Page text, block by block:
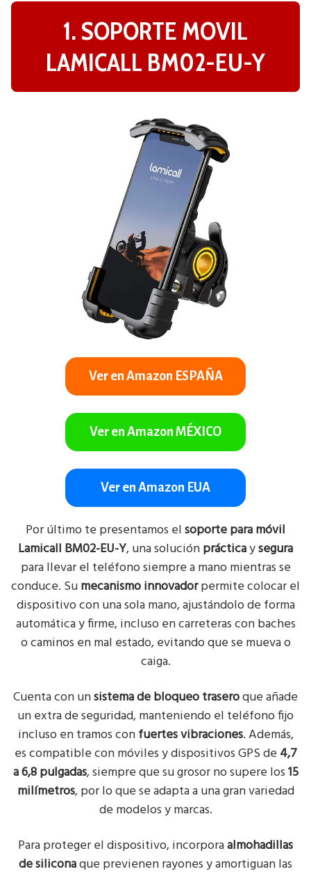
1. SOPORTE MOVIL
LAMICALL BM02-EU-Y
Ver en Amazon ESPAÑA
Ver en Amazon MÉXICO
Ver en Amazon EUA
Por último te presentamos elsoporte para móvil
Lamicall BM02-EU-Y, una soluciónprácticaysegura
para llevar el teléfono siempre a mano mientras se
conduce. Sumecanismo innovadorpermite colocar el
dispositivo con una sola mano, ajustándolo de forma
automática y firme, incluso en carreteras con baches
o caminos en mal estado, evitando que se mueva o
caiga.
Cuenta con unsistema de bloqueo traseroque añade
un extra de seguridad, manteniendo el teléfono fijo
incluso en tramos confuertes vibraciones. Además,
es compatible con móviles y dispositivos GPS de 4,7
a 6,8 pulgadas, siempre que su grosor no supere los15
milímetros, por lo que se adapta a una gran variedad
de modelos y marcas.
Para proteger el dispositivo, incorporaalmohadillas
de siliconaque previenen rayones y amortiguan las